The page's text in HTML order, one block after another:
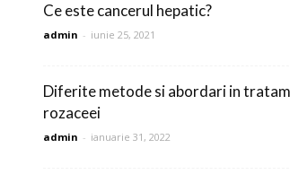
Ce este cancerul hepatic?
admin - iunie 25, 2021
Diferite metode si abordari in
rozaceei
admin - ianuarie 31, 2022